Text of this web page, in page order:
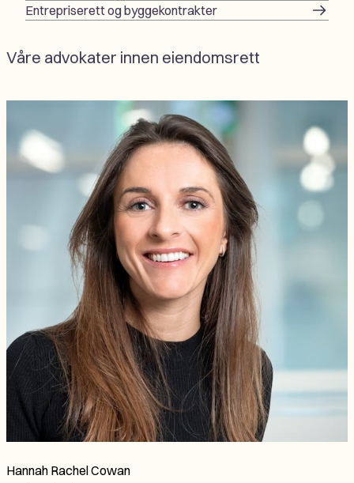
Entrepriserett og byggekontrakter
Våre advokater innen eiendomsrett
Hannah Rachel Cowan